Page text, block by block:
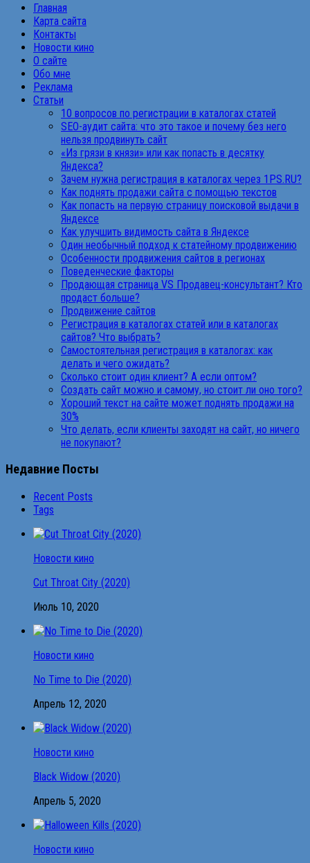
Главная
Карта сайта
Контакты
Новости кино
О сайте
Обо мне
Реклама
Статьи
10 вопросов по регистрации в каталогах статей
SEO-аудит сайта: что это такое и почему без него
нельзя продвинуть сайт
«Из грязи в князи» или как попасть в десятку
Яндекса?
Зачем нужна регистрация в каталогах через 1PS.RU?
Как поднять продажи сайта с помощью текстов
Как попасть на первую страницу поисковой выдачи в
Яндексе
Как улучшить видимость сайта в Яндексе
Один необычный подход к статейному продвижению
Особенности продвижения сайтов в регионах
Поведенческие факторы
Продающая страница VS Продавец-консультант? Кто
продаст больше?
Продвижение сайтов
Регистрация в каталогах статей или в каталогах
сайтов? Что выбрать?
Самостоятельная регистрация в каталогах: как
делать и чего ожидать?
Сколько стоит один клиент? А если оптом?
Создать сайт можно и самому, но стоит ли оно того?
Хороший текст на сайте может поднять продажи на
30%
Что делать, если клиенты заходят на сайт, но ничего
не покупают?
Недавние Посты
Recent Posts
Tags
Новости кино
Cut Throat City (2020)
Июль 10, 2020
Новости кино
No Time to Die (2020)
Апрель 12, 2020
Новости кино
Black Widow (2020)
Апрель 5, 2020
Новости кино